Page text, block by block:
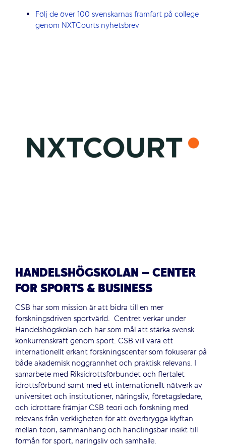
Följ de över 100 svenskarnas framfart på college
genom NXTCourts nyhetsbrev
HANDELSHÖGSKOLAN – CENTER
FOR SPORTS & BUSINESS
CSB har som mission är att bidra till en mer
forskningsdriven sportvärld. Centret verkar under
Handelshögskolan och har som mål att stärka svensk
konkurrenskraft genom sport. CSB vill vara ett
internationellt erkänt forskningscenter som fokuserar på
både akademisk noggrannhet och praktisk relevans. I
samarbete med Riksidrottsförbundet och flertalet
idrottsförbund samt med ett internationellt nätverk av
universitet och institutioner, näringsliv, företagsledare,
och idrottare främjar CSB teori och forskning med
relevans från verkligheten för att överbrygga klyftan
mellan teori, sammanhang och handlingsbar insikt till
förmån för sport, näringsliv och samhälle.